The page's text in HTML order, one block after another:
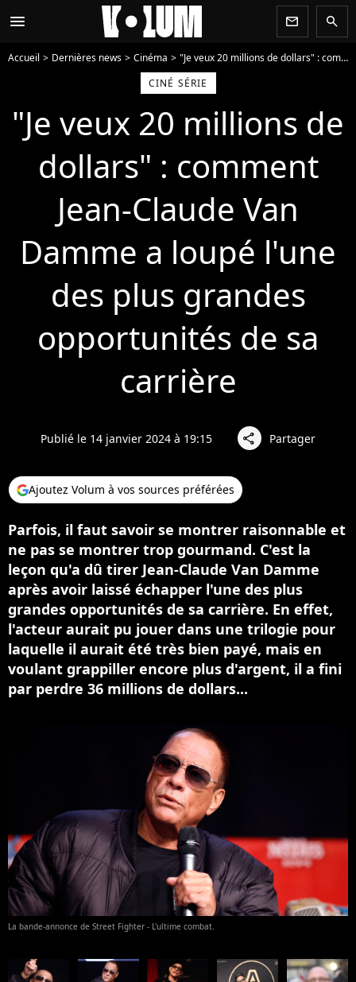
menu newsletter search
Accueil Dernières news Cinéma
"Je veux 20 millions de dollars" : comment Jean-Claude Van Damme a loupé l'une des plus grandes opportunités de sa carrière
CINÉ SÉRIE
"Je veux 20 millions de
dollars" : comment
Jean-Claude Van
Damme a loupé l'une
des plus grandes
opportunités de sa
carrière
Publié le 14 janvier 2024 à 19:15 share Partager
Ajoutez Volum à vos sources préférées
Parfois, il faut savoir se montrer raisonnable et
ne pas se montrer trop gourmand. C'est la
leçon qu'a dû tirer Jean-Claude Van Damme
après avoir laissé échapper l'une des plus
grandes opportunités de sa carrière. En effet,
l'acteur aurait pu jouer dans une trilogie pour
laquelle il aurait été très bien payé, mais en
voulant grappiller encore plus d'argent, il a fini
par perdre 36 millions de dollars...
La bande-annonce de Street Fighter - L'ultime combat.